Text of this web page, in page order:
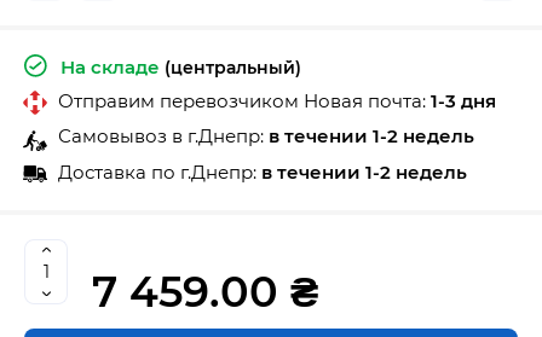
На складе (центральный)
Отправим перевозчиком Новая почта: 1-3 дня
Самовывоз в г.Днепр: в течении 1-2 недель
Доставка по г.Днепр: в течении 1-2 недель
7 459.00 ₴